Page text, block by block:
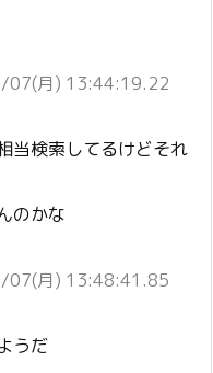
月) 13:44:19.22
当検索してるけどそれ
のかな
月) 13:48:41.85
うだ